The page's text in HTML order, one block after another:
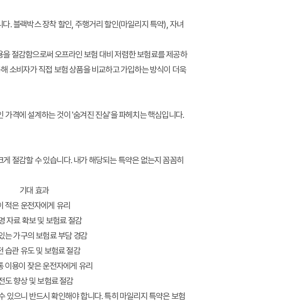
. 블랙박스 장착 할인, 주행거리 할인(마일리지 특약), 자녀
절감함으로써 오프라인 보험 대비 저렴한 보험료를 제공하
소비자가 직접 보험 상품을 비교하고 가입하는 방식이 더욱
격에 설계하는 것이 '숨겨진 진실'을 파헤치는 핵심입니다.
절감할 수 있습니다. 내가 해당되는 특약은 없는지 꼼꼼히
기대 효과
적은 운전자에게 유리
자료 확보 및 보험료 절감
는 가구의 보험료 부담 경감
습관 유도 및 보험료 절감
이용이 잦은 운전자에게 유리
도 향상 및 보험료 절감
있으니 반드시 확인해야 합니다. 특히 마일리지 특약은 보험